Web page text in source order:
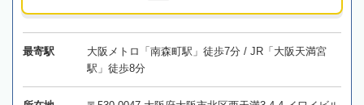
最寄駅
大阪メトロ「南森町駅」徒歩7分 / JR「大阪天満宮
駅」徒歩8分